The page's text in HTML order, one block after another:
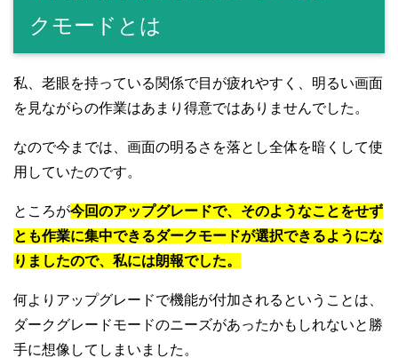
クモードとは
私、老眼を持っている関係で目が疲れやすく、明るい画面
を見ながらの作業はあまり得意ではありませんでした。
なので今までは、画面の明るさを落とし全体を暗くして使
用していたのです。
ところが今回のアップグレードで、そのようなことをせず
とも作業に集中できるダークモードが選択できるようにな
りましたので、私には朗報でした。
何よりアップグレードで機能が付加されるということは、
ダークグレードモードのニーズがあったかもしれないと勝
手に想像してしまいました。